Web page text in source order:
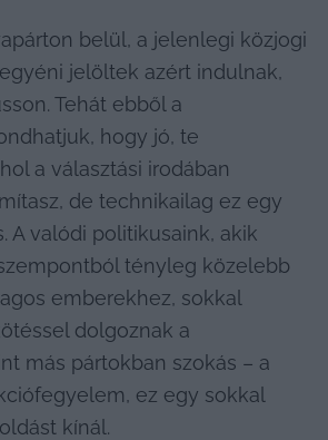
belül, a jelenlegi közjogi
jelöltek azért indulnak,
Tehát ebből a
hogy jó, te
a választási irodában
de technikailag ez egy
A valódi politikusaink, akik
tényleg közelebb
emberekhez, sokkal
dolgoznak a
más pártokban szokás – a
ez egy sokkal
kínál.